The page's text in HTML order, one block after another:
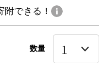
できる！
数量